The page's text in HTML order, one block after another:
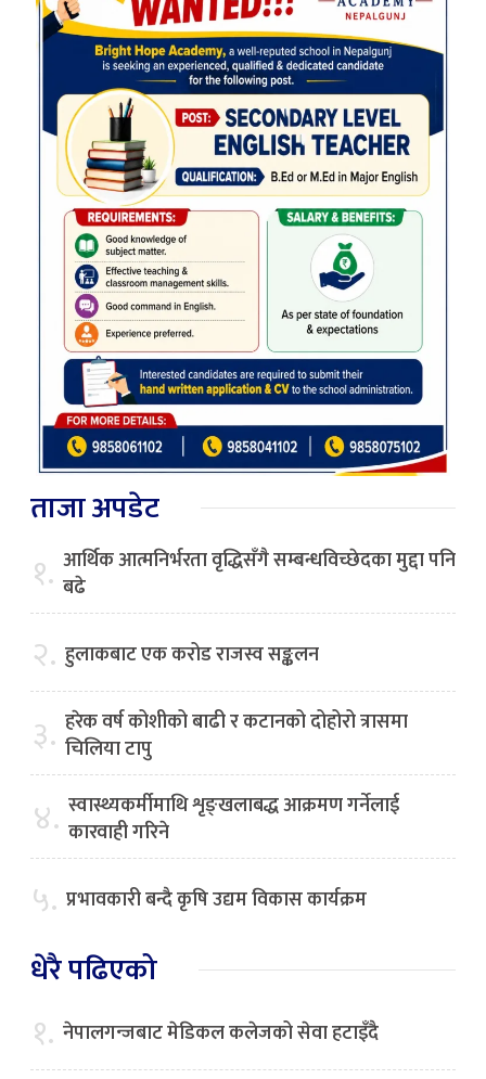
ताजा अपडेट
१. आर्थिक आत्मनिर्भरता वृद्धिसँगै सम्बन्धविच्छेदका मुद्दा पनि
बढे
२. हुलाकबाट एक करोड राजस्व सङ्कलन
३. हरेक वर्ष कोशीको बाढी र कटानको दोहोरो त्रासमा
चिलिया टापु
४. स्वास्थ्यकर्मीमाथि शृङ्खलाबद्ध आक्रमण गर्नेलाई
कारवाही गरिने
५. प्रभावकारी बन्दै कृषि उद्यम विकास कार्यक्रम
धेरै पढिएको
१. नेपालगन्जबाट मेडिकल कलेजको सेवा हटाइँदै